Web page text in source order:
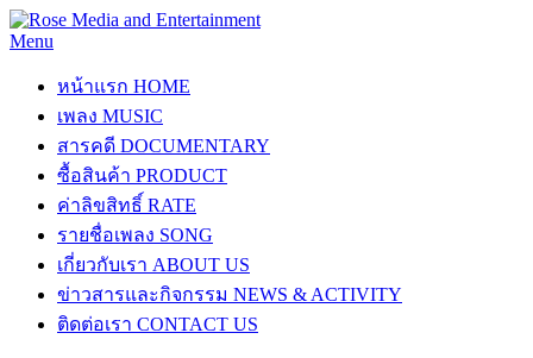
Menu
หน้าแรก HOME
เพลง MUSIC
สารคดี DOCUMENTARY
ซื้อสินค้า PRODUCT
ค่าลิขสิทธิ์ RATE
รายชื่อเพลง SONG
เกี่ยวกับเรา ABOUT US
ข่าวสารและกิจกรรม NEWS & ACTIVITY
ติดต่อเรา CONTACT US